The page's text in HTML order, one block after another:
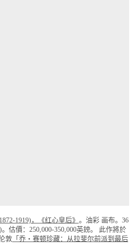
1919)，《红心皇后》 。油彩 画布。36
估價：250,000-350,000英鎊。 此作將於
敦 「乔・赛顿珍藏：从拉斐尔前派到最后